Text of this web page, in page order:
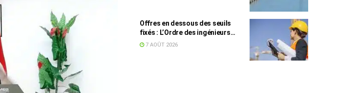
Offres en dessous des seuils
fixés : L’Ordre des ingénieurs
hausse le ton
7 AOÛT 2026